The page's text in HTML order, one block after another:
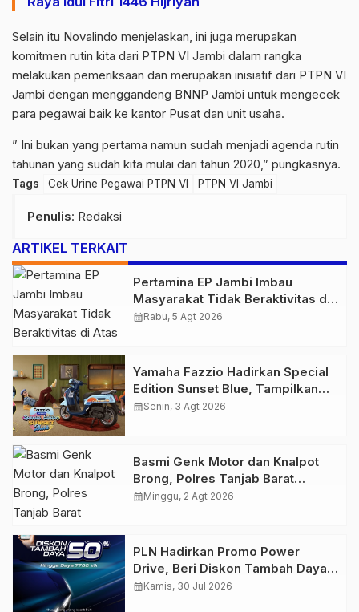
Selain itu Novalindo menjelaskan, ini juga merupakan
komitmen rutin kita dari PTPN VI Jambi dalam rangka
melakukan pemeriksaan dan merupakan inisiatif dari PTPN VI
Jambi dengan menggandeng BNNP Jambi untuk mengecek
para pegawai baik ke kantor Pusat dan unit usaha.
” Ini bukan yang pertama namun sudah menjadi agenda rutin
tahunan yang sudah kita mulai dari tahun 2020,” pungkasnya.
Tags Cek Urine Pegawai PTPN VI PTPN VI Jambi
Penulis: Redaksi
ARTIKEL TERKAIT
Pertamina EP Jambi Imbau
Masyarakat Tidak Beraktivitas di
Atas Jalur Pipa Migas Demi
calendar_monthRabu, 5 Agt 2026
Yamaha Fazzio Hadirkan Special
Edition Sunset Blue, Tampilkan
Nuansa Retro Summer yang
calendar_monthSenin, 3 Agt 2026
Basmi Genk Motor dan Knalpot
Brong, Polres Tanjab Barat
Amankan Belasan Kendaraan
calendar_monthMinggu, 2 Agt 2026
PLN Hadirkan Promo Power
Drive, Beri Diskon Tambah Daya
50% di Ajang GIIAS 2026
calendar_monthKamis, 30 Jul 2026